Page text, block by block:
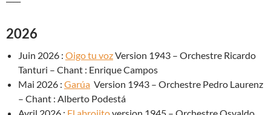
2026
Juin 2026 : Oigo tu vozVersion 1943 – Orchestre Ricardo
Tanturi – Chant : Enrique Campos
Mai 2026 : Garúa Version 1943 – Orchestre Pedro Laurenz
– Chant : Alberto Podestá